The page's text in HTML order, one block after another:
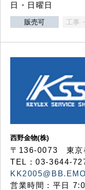
日・日曜日
販売可 工事
西野金物(株)
〒136-0073 東京
TEL：
営業時間：平日